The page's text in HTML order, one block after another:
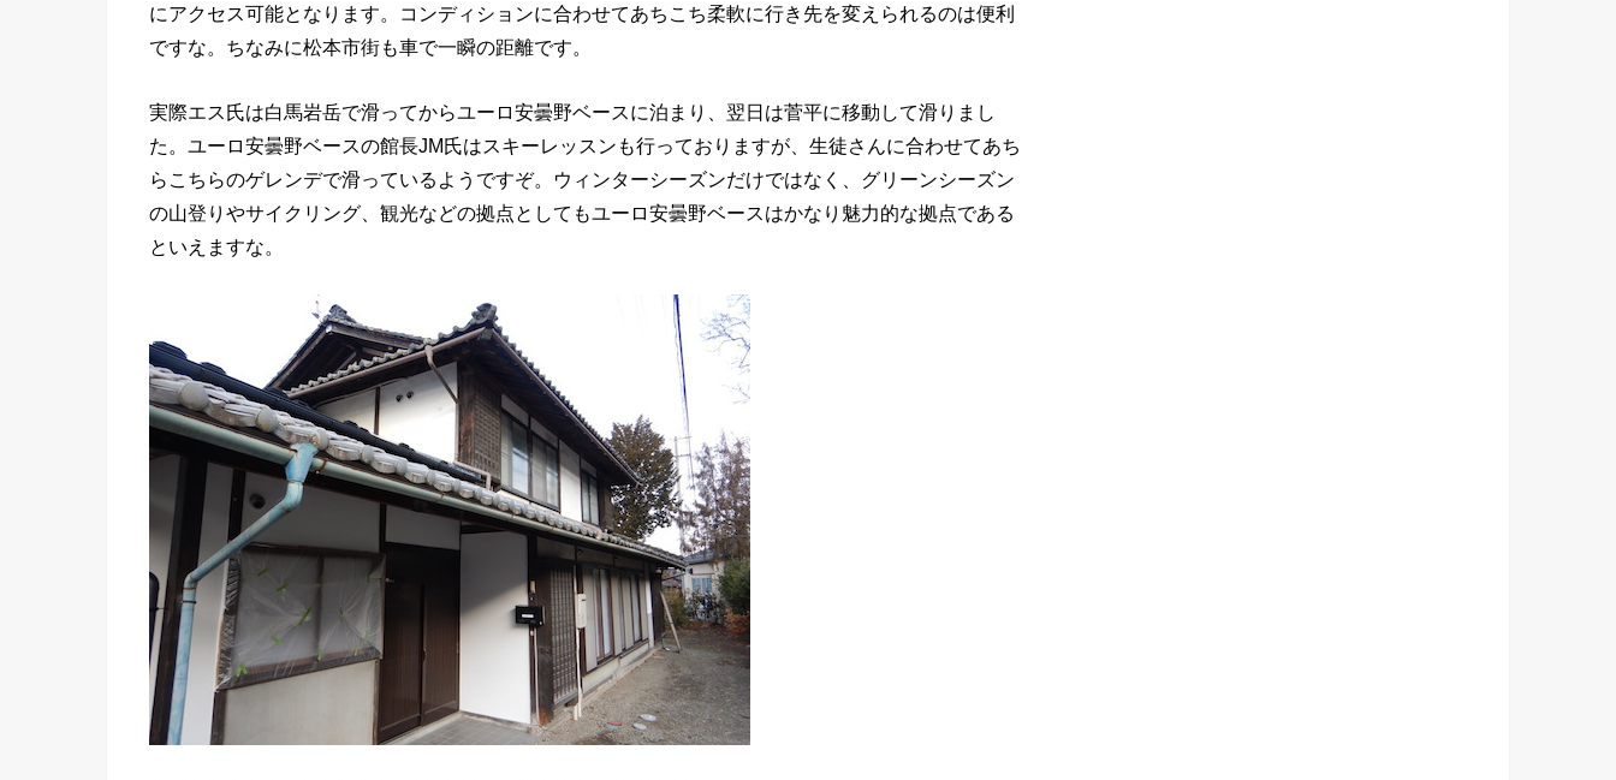
にアクセス可能となります。コンディションに合わせてあちこち柔軟に行き先を変えられるのは便利
ですな。ちなみに松本市街も車で一瞬の距離です。
実際エス氏は白馬岩岳で滑ってからユーロ安曇野ベースに泊まり、翌日は菅平に移動して滑りまし
た。ユーロ安曇野ベースの館長JM氏はスキーレッスンも行っておりますが、生徒さんに合わせてあち
らこちらのゲレンデで滑っているようですぞ。ウィンターシーズンだけではなく、グリーンシーズン
の山登りやサイクリング、観光などの拠点としてもユーロ安曇野ベースはかなり魅力的な拠点である
といえますな。